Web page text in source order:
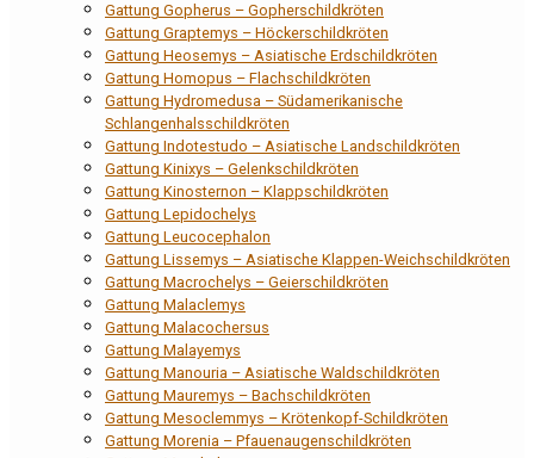
Gattung Gopherus – Gopherschildkröten
Gattung Graptemys – Höckerschildkröten
Gattung Heosemys – Asiatische Erdschildkröten
Gattung Homopus – Flachschildkröten
Gattung Hydromedusa – Südamerikanische
Schlangenhalsschildkröten
Gattung Indotestudo – Asiatische Landschildkröten
Gattung Kinixys – Gelenkschildkröten
Gattung Kinosternon – Klappschildkröten
Gattung Lepidochelys
Gattung Leucocephalon
Gattung Lissemys – Asiatische Klappen-Weichschildkröten
Gattung Macrochelys – Geierschildkröten
Gattung Malaclemys
Gattung Malacochersus
Gattung Malayemys
Gattung Manouria – Asiatische Waldschildkröten
Gattung Mauremys – Bachschildkröten
Gattung Mesoclemmys – Krötenkopf-Schildkröten
Gattung Morenia – Pfauenaugenschildkröten